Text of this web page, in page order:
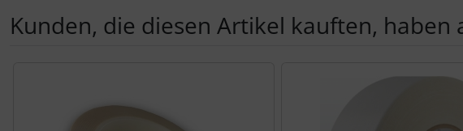
Kunden, die diesen Artikel kauften,